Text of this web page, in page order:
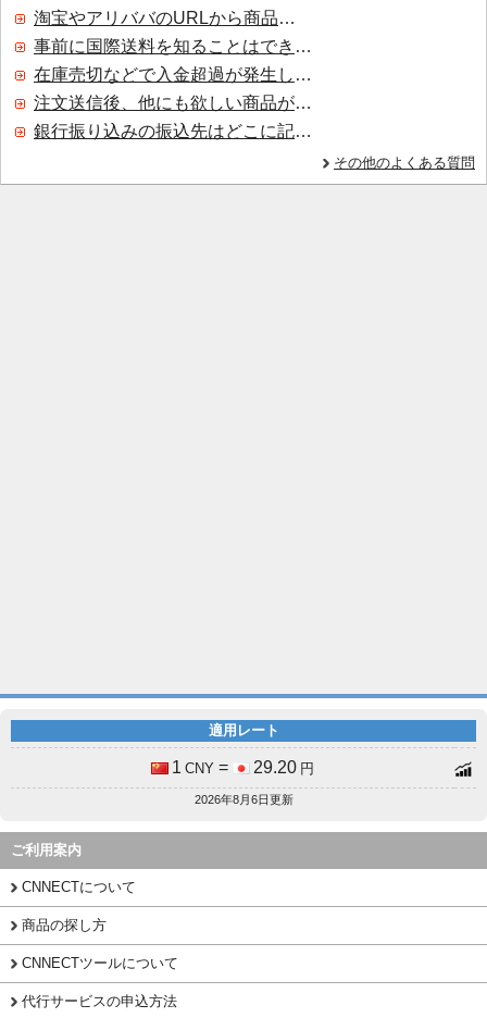
淘宝やアリババのURLから商品を探すことはできますか？
事前に国際送料を知ることはできますか？
在庫売切などで入金超過が発生した場合はいつ返金されますか？
注文送信後、他にも欲しい商品が見つかった場合、追加注文できますか？
銀行振り込みの振込先はどこに記載されていますか？
その他のよくある質問
適用レート
1 CNY = 29.20 円
2026年8月6日更新
ご利用案内
CNNECTについて
商品の探し方
CNNECTツールについて
代行サービスの申込方法